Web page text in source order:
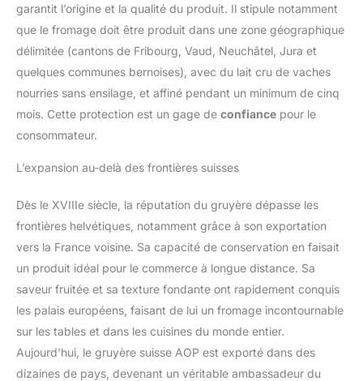
garantit l’origine et la qualité du produit. Il stipule notamment
que le fromage doit être produit dans une zone géographique
délimitée (cantons de Fribourg, Vaud, Neuchâtel, Jura et
quelques communes bernoises), avec du lait cru de vaches
nourries sans ensilage, et affiné pendant un minimum de cinq
mois. Cette protection est un gage de confiance pour le
consommateur.
L’expansion au-delà des frontières suisses
Dès le XVIIIe siècle, la réputation du gruyère dépasse les
frontières helvétiques, notamment grâce à son exportation
vers la France voisine. Sa capacité de conservation en faisait
un produit idéal pour le commerce à longue distance. Sa
saveur fruitée et sa texture fondante ont rapidement conquis
les palais européens, faisant de lui un fromage incontournable
sur les tables et dans les cuisines du monde entier.
Aujourd’hui, le gruyère suisse AOP est exporté dans des
dizaines de pays, devenant un véritable ambassadeur du